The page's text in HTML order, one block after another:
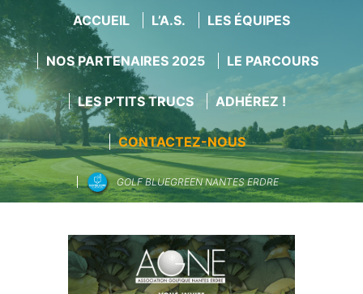
ACCUEIL L’A.S. LES ÉQUIPES
NOS PARTENAIRES 2025 LE PARCOURS
LES P’TITS TRUCS ADHÉREZ !
CONTACTEZ-NOUS
GOLF BLUEGREEN NANTES ERDRE